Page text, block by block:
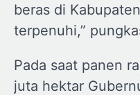
beras di
terpenuhi,”
Pada saat panen
juta hektar